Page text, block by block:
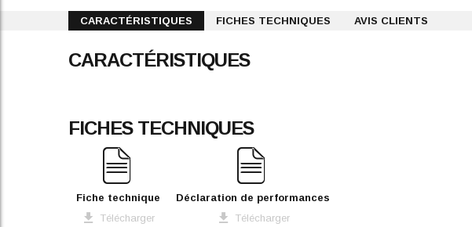
to
the
of
CARACTÉRISTIQUES FICHES TECHNIQUES AVIS CLIENTS
CARACTÉRISTIQUES
FICHES TECHNIQUES
Fiche technique
Télécharger
Déclaration de performances
Télécharger